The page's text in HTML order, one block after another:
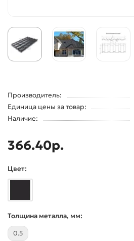
Производитель:
Единица цены за товар:
Наличие:
366.40р.
Цвет:
Толщина металла, мм:
0.5